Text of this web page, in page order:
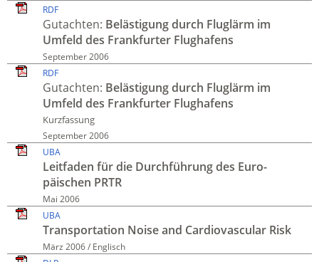
RDF
Gutachten: Belästi­gung durch Flug­lärm im
Umfeld des Frank­furter Flughafens
September 2006
RDF
Gutachten: Belästi­gung durch Flug­lärm im
Umfeld des Frank­furter Flughafens
Kurzfassung
September 2006
UBA
Leit­faden für die Durch­führung des Euro­
päischen PRTR
Mai 2006
UBA
Transportation Noise and Cardiovascular Risk
März 2006 / Englisch